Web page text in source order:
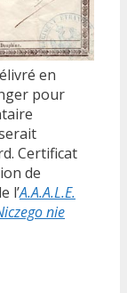
en
pour
Certificat
de
l’A.A.A.L.E.
nie